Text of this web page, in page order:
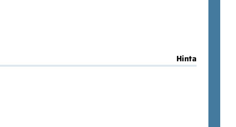
Hinta